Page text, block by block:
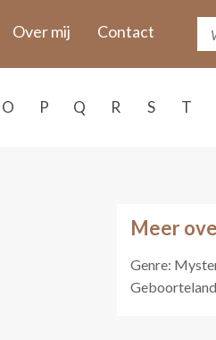
Over mij Contact
O P Q R S T
Meer
Genre: